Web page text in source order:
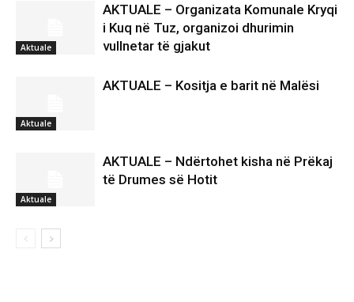
Aktuale
AKTUALE – Organizata Komunale Kryqi
i Kuq në Tuz, organizoi dhurimin
vullnetar të gjakut
Aktuale
AKTUALE – Kositja e barit në Malësi
Aktuale
AKTUALE – Ndërtohet kisha në Prëkaj
të Drumes së Hotit